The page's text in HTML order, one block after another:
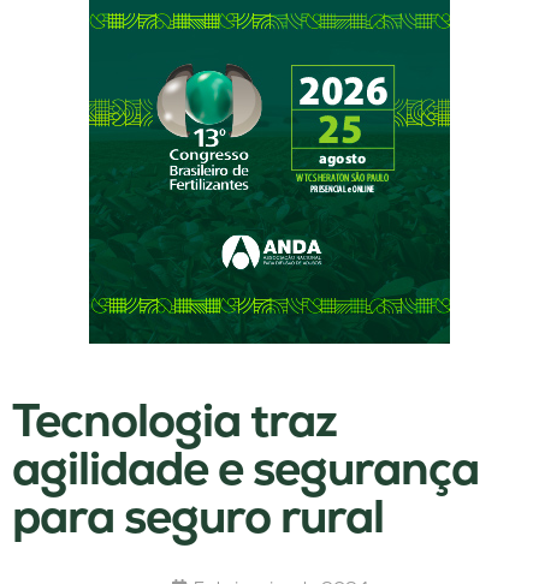
Tecnologia traz
agilidade e segurança
para seguro rural